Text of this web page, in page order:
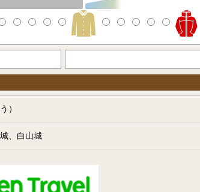
）
、白山城